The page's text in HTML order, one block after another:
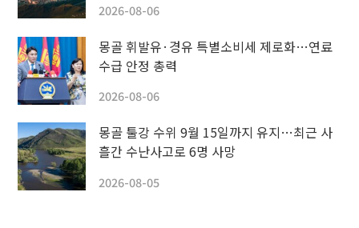
2026-08-06
몽골 휘발유·경유 특별소비세 제로화…연료
수급 안정 총력
2026-08-06
몽골 툴강 수위 9월 15일까지 유지…최근 사
흘간 수난사고로 6명 사망
2026-08-05